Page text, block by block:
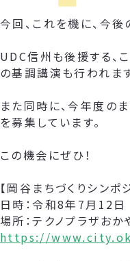
今回、これを機に、今
UDC信州も後援する、
の基調講演も行われます
また同時に、今年度の
を募集しています。
この機会にぜひ！
【岡谷まちづくりシンポ
日時：令和8年7月12
場所：テクノプラザお
https://